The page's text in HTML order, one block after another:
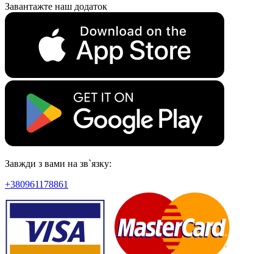
Завантажте наш додаток
Завжди з вами на зв`язку:
+380961178861